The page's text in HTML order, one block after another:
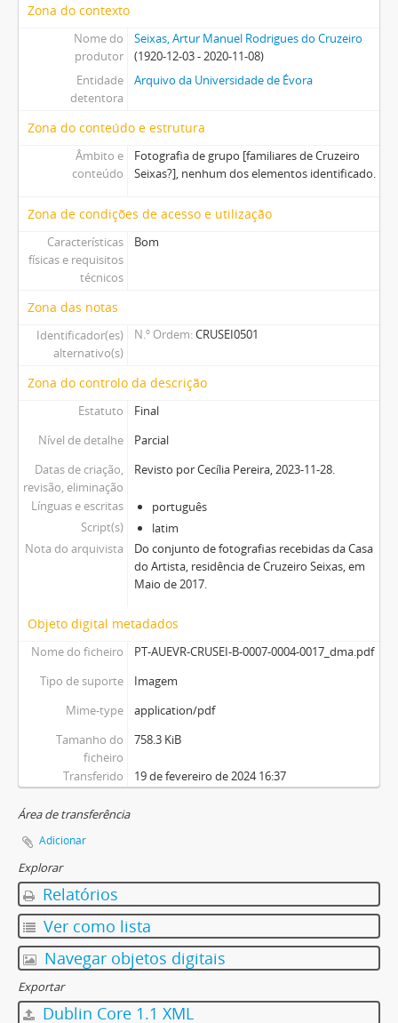
Zona do contexto
Nome do
produtor
Seixas, Artur Manuel Rodrigues do Cruzeiro
(1920-12-03 - 2020-11-08)
Entidade
detentora
Arquivo da Universidade de Évora
Zona do conteúdo e estrutura
Âmbito e
conteúdo
Fotografia de grupo [familiares de Cruzeiro
Seixas?], nenhum dos elementos identificado.
Zona de condições de acesso e utilização
Características
físicas e requisitos
técnicos
Bom
Zona das notas
Identificador(es)
alternativo(s)
N.º Ordem CRUSEI0501
Zona do controlo da descrição
Estatuto
Final
Nível de detalhe
Parcial
Datas de criação,
revisão, eliminação
Revisto por Cecília Pereira, 2023-11-28.
Línguas e escritas
português
Script(s)
latim
Nota do arquivista
Do conjunto de fotografias recebidas da Casa
do Artista, residência de Cruzeiro Seixas, em
Maio de 2017.
Objeto digital metadados
Nome do ficheiro
PT-AUEVR-CRUSEI-B-0007-0004-0017_dma.pdf
Tipo de suporte
Imagem
Mime-type
application/pdf
Tamanho do
ficheiro
758.3 KiB
Transferido 19 de fevereiro de 2024 16:37
Área de transferência
Adicionar
Explorar
Relatórios
Ver como lista
Navegar objetos digitais
Exportar
Dublin Core 1.1 XML